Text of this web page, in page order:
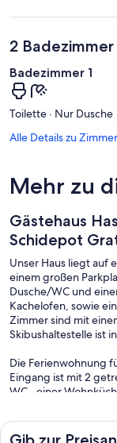
2 Badezimmer
Badezimmer 1
Toilette · Nur Dusche
Alle Details zu
Mehr zu
Gästehaus
Schidepot
Unser Haus liegt auf
einem großen
Dusche/WC und
Kachelofen, sowie
Zimmer sind mit
Skibushaltestelle ist
Die Ferienwohnung
Eingang ist mit 2
WC,, einer
ausgestattet.
Schidepot und WLAN